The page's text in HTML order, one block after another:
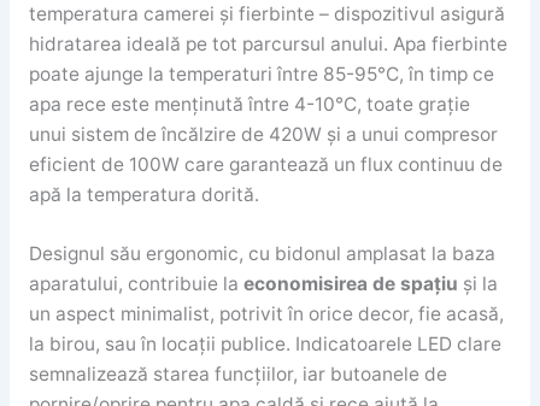
temperatura camerei și fierbinte – dispozitivul asigură
hidratarea ideală pe tot parcursul anului. Apa fierbinte
poate ajunge la temperaturi între 85-95°C, în timp ce
apa rece este menținută între 4-10°C, toate grație
unui sistem de încălzire de 420W și a unui compresor
eficient de 100W care garantează un flux continuu de
apă la temperatura dorită.
Designul său ergonomic, cu bidonul amplasat la baza
aparatului, contribuie la economisirea de spațiu și la
un aspect minimalist, potrivit în orice decor, fie acasă,
la birou, sau în locații publice. Indicatoarele LED clare
semnalizează starea funcțiilor, iar butoanele de